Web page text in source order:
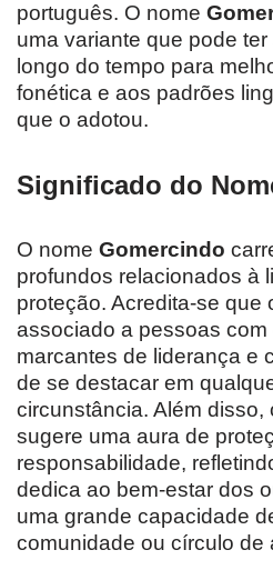
português. O nome
uma variante que pode
longo do tempo para
fonética e aos padrões
que o adotou.
Significado do
O nome Gomercindo
profundos relacionados à
proteção. Acredita-se que
associado a pessoas com
marcantes de liderança e
de se destacar em
circunstância. Além disso,
sugere uma aura de
responsabilidade,
dedica ao bem-estar dos
uma grande capacidade
comunidade ou círculo de